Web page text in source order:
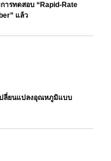
ารทดสอบ “Rapid-Rate
แล้ว
ปลี่ยนแปลงอุณหภูมิแบบ